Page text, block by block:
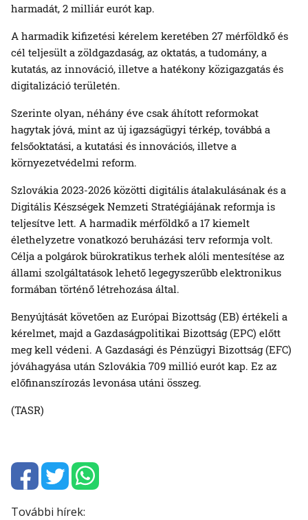
harmadát, 2 milliár eurót kap.
A harmadik kifizetési kérelem keretében 27 mérföldkő és
cél teljesült a zöldgazdaság, az oktatás, a tudomány, a
kutatás, az innováció, illetve a hatékony közigazgatás és
digitalizáció területén.
Szerinte olyan, néhány éve csak áhított reformokat
hagytak jóvá, mint az új igazságügyi térkép, továbbá a
felsőoktatási, a kutatási és innovációs, illetve a
környezetvédelmi reform.
Szlovákia 2023-2026 közötti digitális átalakulásának és a
Digitális Készségek Nemzeti Stratégiájának reformja is
teljesítve lett. A harmadik mérföldkő a 17 kiemelt
élethelyzetre vonatkozó beruházási terv reformja volt.
Célja a polgárok bürokratikus terhek alóli mentesítése az
állami szolgáltatások lehető legegyszerűbb elektronikus
formában történő létrehozása által.
Benyújtását követően az Európai Bizottság (EB) értékeli a
kérelmet, majd a Gazdaságpolitikai Bizottság (EPC) előtt
meg kell védeni. A Gazdasági és Pénzügyi Bizottság (EFC)
jóváhagyása után Szlovákia 709 millió eurót kap. Ez az
előfinanszírozás levonása utáni összeg.
(TASR)
További hírek: